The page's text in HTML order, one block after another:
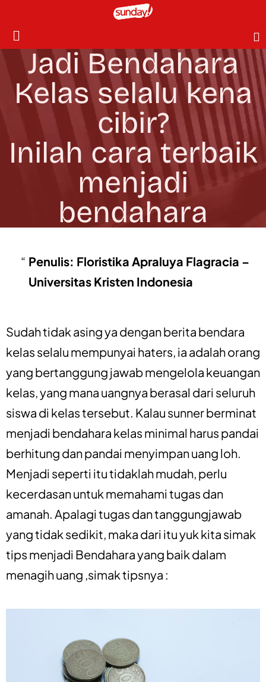
Jadi Bendahara
Kelas selalu kena
cibir?
Inilah cara terbaik
menjadi
bendahara
Penulis: Floristika Apraluya Flagracia –
Universitas Kristen Indonesia
Sudah tidak asing ya dengan berita bendara
kelas selalu mempunyai haters, ia adalah orang
yang bertanggung jawab mengelola keuangan
kelas, yang mana uangnya berasal dari seluruh
siswa di kelas tersebut. Kalau sunner berminat
menjadi bendahara kelas minimal harus pandai
berhitung dan pandai menyimpan uang loh.
Menjadi seperti itu tidaklah mudah, perlu
kecerdasan untuk memahami tugas dan
amanah. Apalagi tugas dan tanggungjawab
yang tidak sedikit, maka dari itu yuk kita simak
tips menjadi Bendahara yang baik dalam
menagih uang ,simak tipsnya :